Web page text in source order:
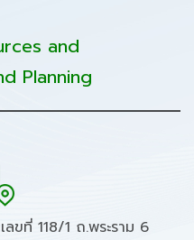
and
Planning
ขที่ 118/1 ถ.พระราม 6